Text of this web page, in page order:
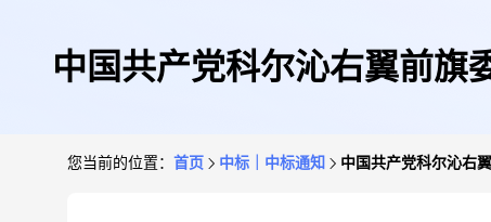
中国共产党科尔沁右翼前旗
您当前的位置： 首页 中标｜中标通知 中国共产党科尔沁右